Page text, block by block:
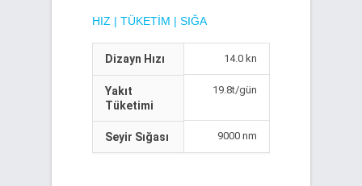
HIZ | TÜKETIM | SIĞA
Dizayn Hızı 14.0 kn
Yakıt
Tüketimi
19.8t/gün
Seyir Sığası 9000 nm